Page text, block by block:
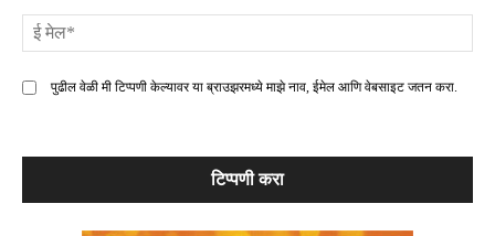
पुढील वेळी मी टिप्पणी केल्यावर या ब्राउझरमध्ये माझे नाव, ईमेल आणि वेबसाइट जतन करा.